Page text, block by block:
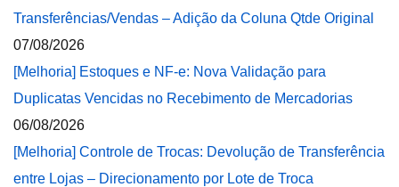
Transferências/Vendas – Adição da Coluna Qtde Original
07/08/2026
[Melhoria] Estoques e NF-e: Nova Validação para
Duplicatas Vencidas no Recebimento de Mercadorias
06/08/2026
[Melhoria] Controle de Trocas: Devolução de Transferência
entre Lojas – Direcionamento por Lote de Troca